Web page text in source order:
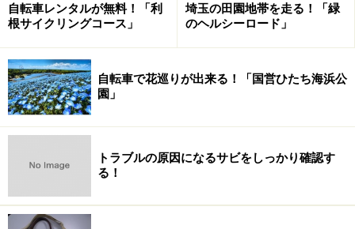
インチ以上のモデルがおすすめです。
ちなみに、ミニベロの20インチホイールには、リムの規
格によって406と451という2種類のサイズがあります。
それぞれ、タイヤとチューブに互換性がないので注意し
ましょう。走行性能を重視したモデルには、少し径の大
折りたたみ機構
自転車レンタルが無料！「利
根サイクリングコース」
埼玉の田園地帯を走る！「緑
のヘルシーロード」
自転車で花巡りが出来る！「国営ひたち海浜公
園」
トラブルの原因になるサビをしっかり確認す
る！